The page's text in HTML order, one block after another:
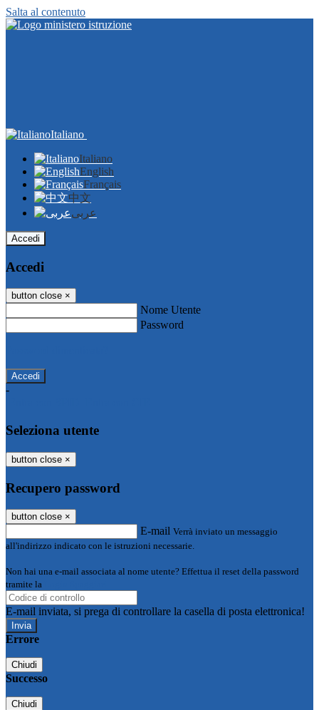
Salta al contenuto
Italiano
Italiano
English
Français
中文
عربى
Accedi
Accedi
button close ×
Nome Utente
Password
-
Seleziona utente
button close ×
Recupero password
button close ×
E-mail Verrà inviato un messaggio
all'indirizzo indicato con le istruzioni necessarie.
Non hai una e-mail associata al nome utente? Effettua il reset della password
tramite la
E-mail inviata, si prega di controllare la casella di posta elettronica!
Errore
Chiudi
Successo
Chiudi